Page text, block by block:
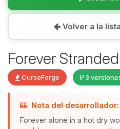
Volver a la
Forever
CurseForge 3
Nota del desarrollador:
Forever alone in a hot dry
Yupi, por fin